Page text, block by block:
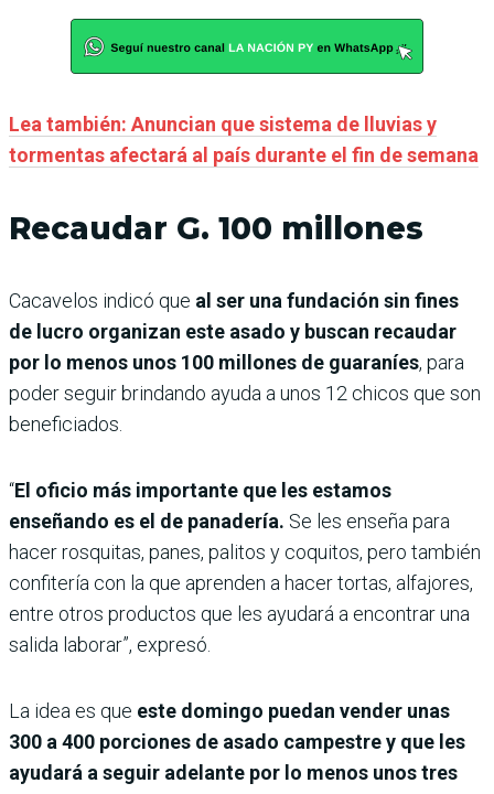
Lea también: Anuncian que sistema de lluvias y
tormentas afectará al país durante el fin de semana
Recaudar G. 100 millones
Cacavelos indicó que al ser una fundación sin fines
de lucro organizan este asado y buscan recaudar
por lo menos unos 100 millones de guaraníes, para
poder seguir brindando ayuda a unos 12 chicos que son
beneficiados.
“El oficio más importante que les estamos
enseñando es el de panadería. Se les enseña para
hacer rosquitas, panes, palitos y coquitos, pero también
confitería con la que aprenden a hacer tortas, alfajores,
entre otros productos que les ayudará a encontrar una
salida laborar”, expresó.
La idea es que este domingo puedan vender unas
300 a 400 porciones de asado campestre y que les
ayudará a seguir adelante por lo menos unos tres